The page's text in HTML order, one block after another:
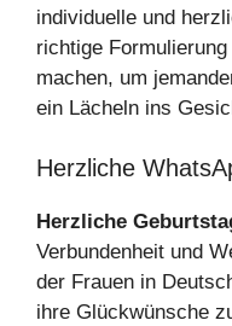
individuelle und
richtige
machen, um
ein Lächeln ins
Herzliche
Herzliche
Verbundenheit und
der Frauen in
ihre Glückwünsche